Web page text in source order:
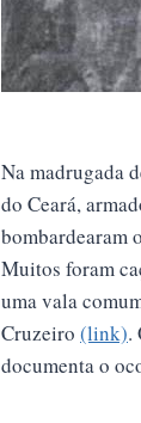
Na madrugada
do Ceará,
bombardearam
Muitos foram
uma vala
Cruzeiro (link).
documenta o